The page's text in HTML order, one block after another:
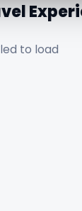
to load